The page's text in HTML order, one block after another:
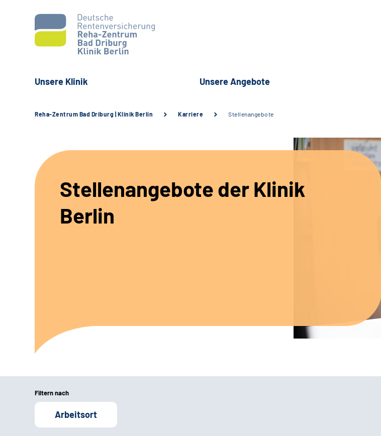
Unsere Klinik Unsere Angebote
Reha-Zentrum Bad Driburg | Klinik Berlin Karriere Stellenangebote
Stellenangebote der Klinik
Berlin
Filtern nach
Arbeitsort